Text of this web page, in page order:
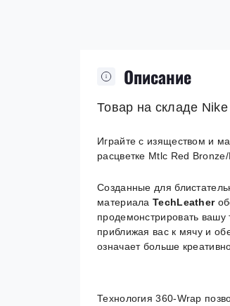
Описание
Товар на складе
Играйте с изяществом и
расцветке Mtlc Red
Созданные для
материалаTechLeather
продемонстрировать вашу
приближая вас к мячу и
означает больше
Технология 360-Wrap